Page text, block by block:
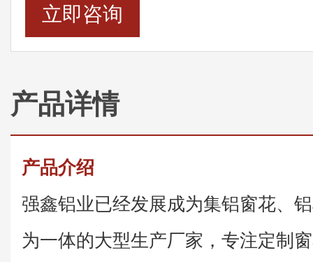
立即咨询
产品详情
产品介绍
强鑫铝业已经发展成为集铝窗花、
为一体的大型生产厂家，专注定制